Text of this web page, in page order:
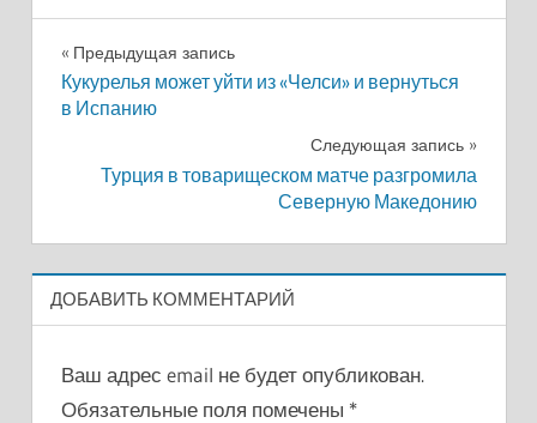
Навигация
по
Предыдущая запись
Кукурелья может уйти из «Челси» и вернуться
в Испанию
Следующая запись
Турция в товарищеском матче разгромила
Северную Македонию
ДОБАВИТЬ КОММЕНТАРИЙ
Ваш адрес email не будет опубликован.
Обязательные поля помечены *